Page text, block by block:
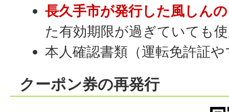
長久手市が発行した風しん
た有効期限が過ぎていても
本人確認書類（運転免許証
クーポン券の再発行